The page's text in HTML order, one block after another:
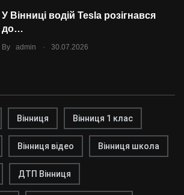
У Вінниці водій Tesla розігнався
до…
By admin . 30.07.2026
Вінниця Вінниця 1 клас
Вінниця відео Вінниця школа
ДТП Вінниця